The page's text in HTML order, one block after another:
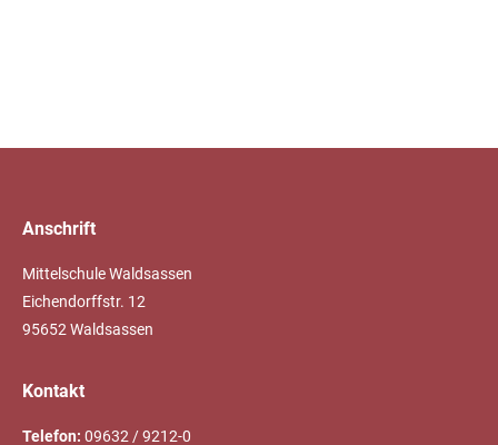
Anschrift
Mittelschule Waldsassen
Eichendorffstr. 12
95652 Waldsassen
Kontakt
Telefon: 09632 / 9212-0